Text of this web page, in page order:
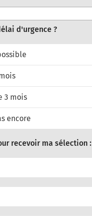
d'urgence ?
3 mois
encore
recevoir ma sélection :